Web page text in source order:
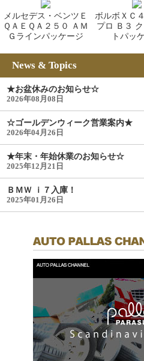
メルセデス・ベンツＥ
ＱＡＥＱＡ２５０ ＡＭ
Ｇラインパッケージ
ボルボＸＣ
プロ Ｂ３
トパッ
News & Topics
★お盆休みのお知らせ☆
2026年08月08日
☆ゴールデンウィーク営業案内★
2026年04月26日
★年末・年始休業のお知らせ☆
2025年12月21日
ＢＭＷ ｉ７入庫！
2025年01月26日